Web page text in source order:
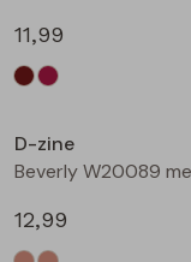
11,99
D-zine
12,99